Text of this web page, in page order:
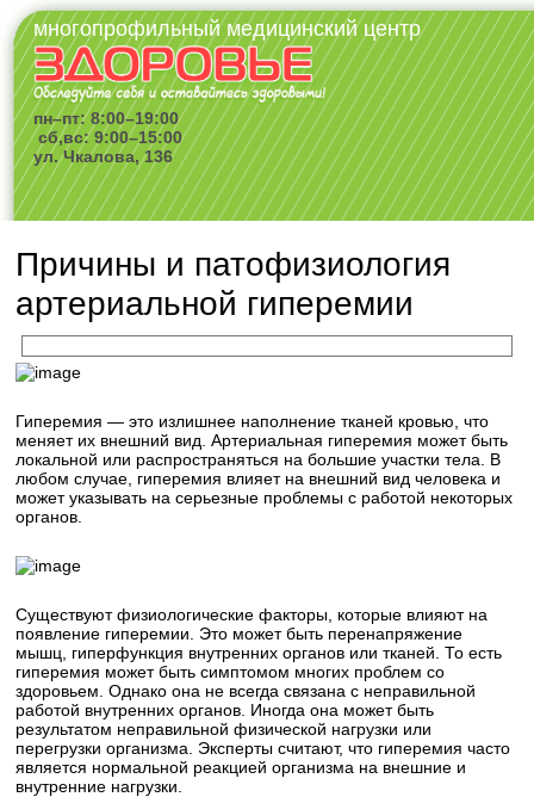
многопрофильный медицинский центр
пн–пт: 8:00–19:00
сб,вс: 9:00–15:00
ул. Чкалова, 136
Причины и патофизиология
артериальной гиперемии
Гиперемия — это излишнее наполнение тканей кровью, что
меняет их внешний вид. Артериальная гиперемия может быть
локальной или распространяться на большие участки тела. В
любом случае, гиперемия влияет на внешний вид человека и
может указывать на серьезные проблемы с работой некоторых
органов.
Существуют физиологические факторы, которые влияют на
появление гиперемии. Это может быть перенапряжение
мышц, гиперфункция внутренних органов или тканей. То есть
гиперемия может быть симптомом многих проблем со
здоровьем. Однако она не всегда связана с неправильной
работой внутренних органов. Иногда она может быть
результатом неправильной физической нагрузки или
перегрузки организма. Эксперты считают, что гиперемия часто
является нормальной реакцией организма на внешние и
внутренние нагрузки.